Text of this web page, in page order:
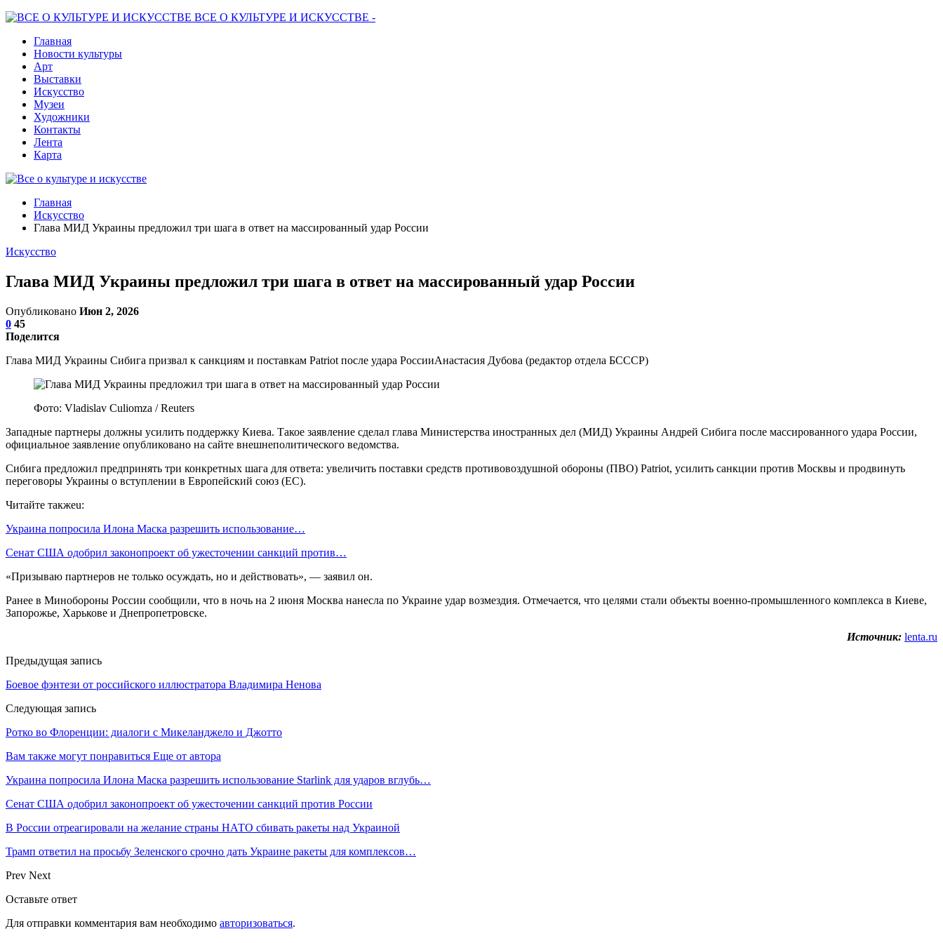
ВСЕ О КУЛЬТУРЕ И ИСКУССТВЕ -
Главная
Новости культуры
Арт
Выставки
Искусство
Музеи
Художники
Контакты
Лента
Карта
Главная
Искусство
Глава МИД Украины предложил три шага в ответ на массированный удар России
Искусство
Глава МИД Украины предложил три шага в ответ на массированный удар России
Опубликовано Июн 2, 2026
0 45
Поделится
Глава МИД Украины Сибига призвал к санкциям и поставкам Patriot после удара РоссииАнастасия Дубова (редактор отдела БСССР)
Фото: Vladislav Culiomza / Reuters
Западные партнеры должны усилить поддержку Киева. Такое заявление сделал глава Министерства иностранных дел (МИД) Украины Андрей Сибига после массированного удара России,
официальное заявление опубликовано на сайте внешнеполитического ведомства.
Сибига предложил предпринять три конкретных шага для ответа: увеличить поставки средств противовоздушной обороны (ПВО) Patriot, усилить санкции против Москвы и продвинуть
переговоры Украины о вступлении в Европейский союз (ЕС).
Читайте такжеu:
Украина попросила Илона Маска разрешить использование…
Сенат США одобрил законопроект об ужесточении санкций против…
«Призываю партнеров не только осуждать, но и действовать», — заявил он.
Ранее в Минобороны России сообщили, что в ночь на 2 июня Москва нанесла по Украине удар возмездия. Отмечается, что целями стали объекты военно-промышленного комплекса в Киеве,
Запорожье, Харькове и Днепропетровске.
Источник: lenta.ru
Предыдущая запись
Боевое фэнтези от российского иллюстратора Владимира Ненова
Следующая запись
Ротко во Флоренции: диалоги с Микеланджело и Джотто
Вам также могут понравиться Еще от автора
Украина попросила Илона Маска разрешить использование Starlink для ударов вглубь…
Сенат США одобрил законопроект об ужесточении санкций против России
В России отреагировали на желание страны НАТО сбивать ракеты над Украиной
Трамп ответил на просьбу Зеленского срочно дать Украине ракеты для комплексов…
Prev Next
Оставьте ответ
Для отправки комментария вам необходимо авторизоваться.